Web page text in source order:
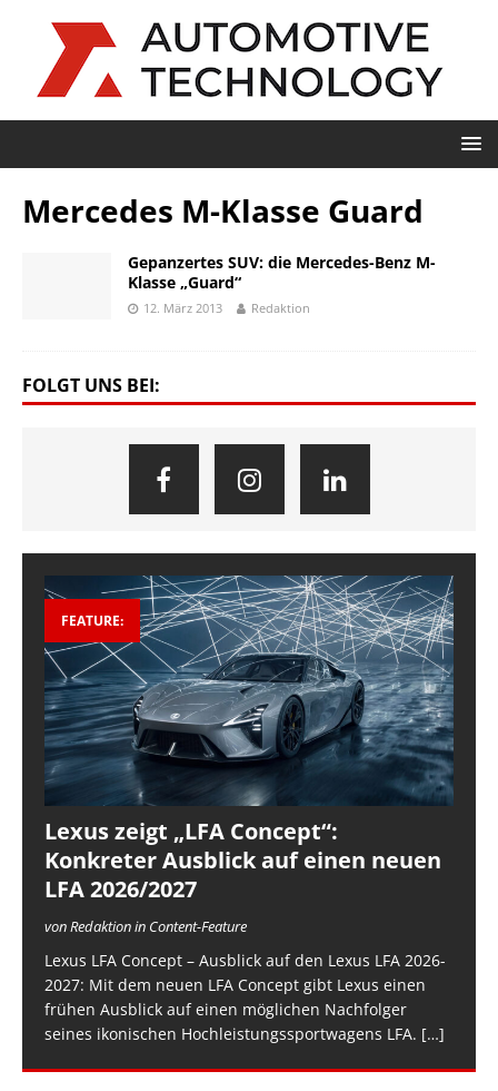
Mercedes M-Klasse Guard
Gepanzertes SUV: die Mercedes-Benz M-
Klasse „Guard“
12. März 2013 Redaktion
FOLGT UNS BEI:
FEATURE:
Lexus zeigt „LFA Concept“:
Konkreter Ausblick auf einen neuen
LFA 2026/2027
von Redaktion in Content-Feature
Lexus LFA Concept – Ausblick auf den Lexus LFA 2026-
2027: Mit dem neuen LFA Concept gibt Lexus einen
frühen Ausblick auf einen möglichen Nachfolger
seines ikonischen Hochleistungssportwagens LFA. […]